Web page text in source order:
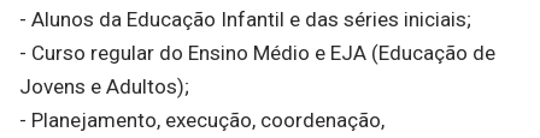
- Alunos da Educação Infantil e das séries iniciais;
- Curso regular do Ensino Médio e EJA (Educação de
Jovens e Adultos);
- Planejamento, execução, coordenação,